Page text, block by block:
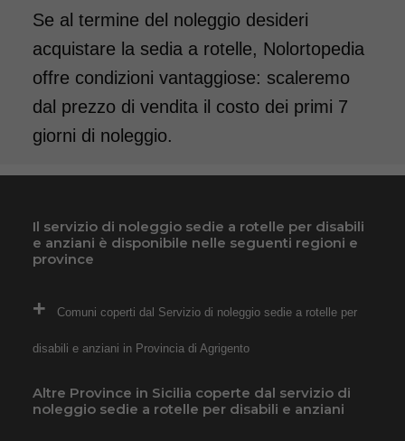
giorni a 89 euro. Consegniamo
a domicilio in tutta Italia,
contattaci per maggiori
informazioni!
COSTO NOLEGGIO
da 89,00€
SCHEDA COMPLETA
Noleggio Carrozzina
pieghevole per bambini e
ragazzi - Seduta 40 cm
Se al termine del noleggio desideri
acquistare la sedia a rotelle, Nolortopedia
offre condizioni vantaggiose: scaleremo
dal prezzo di vendita il costo dei primi 7
giorni di noleggio.
Il servizio di noleggio sedie a rotelle per disabili
e anziani è disponibile nelle seguenti regioni e
province
Comuni coperti dal Servizio di noleggio sedie a rotelle per
disabili e anziani in Provincia di Agrigento
Altre Province in Sicilia coperte dal servizio di
noleggio sedie a rotelle per disabili e anziani